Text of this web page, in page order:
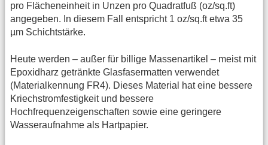
pro Flächeneinheit in Unzen pro Quadratfuß (oz/sq.ft)
angegeben. In diesem Fall entspricht 1 oz/sq.ft etwa 35
µm Schichtstärke.
Heute werden – außer für billige Massenartikel – meist mit
Epoxidharz getränkte Glasfasermatten verwendet
(Materialkennung FR4). Dieses Material hat eine bessere
Kriechstromfestigkeit und bessere
Hochfrequenzeigenschaften sowie eine geringere
Wasseraufnahme als Hartpapier.